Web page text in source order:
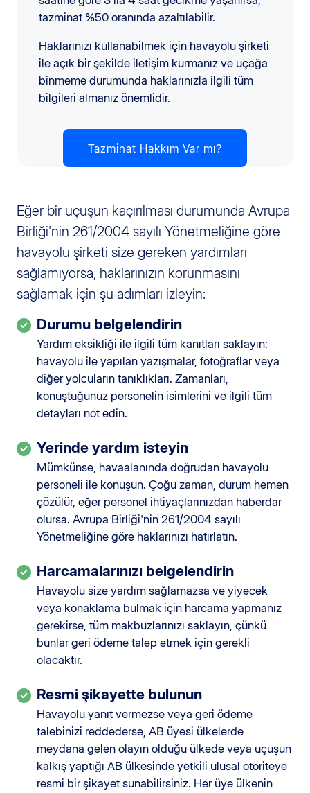
tazminat %50 oranında azaltılabilir.
Haklarınızı kullanabilmek için havayolu şirketi
ile açık bir şekilde iletişim kurmanız ve uçağa
binmeme durumunda haklarınızla ilgili tüm
bilgileri almanız önemlidir.
Tazminat Hakkım Var mı?
Eğer bir uçuşun kaçırılması durumunda Avrupa
Birliği'nin 261/2004 sayılı Yönetmeliğine göre
havayolu şirketi size gereken yardımları
sağlamıyorsa, haklarınızın korunmasını
sağlamak için şu adımları izleyin:
Durumu belgelendirin
Yardım eksikliği ile ilgili tüm kanıtları saklayın:
havayolu ile yapılan yazışmalar, fotoğraflar veya
diğer yolcuların tanıklıkları. Zamanları,
konuştuğunuz personelin isimlerini ve ilgili tüm
detayları not edin.
Yerinde yardım isteyin
Mümkünse, havaalanında doğrudan havayolu
personeli ile konuşun. Çoğu zaman, durum hemen
çözülür, eğer personel ihtiyaçlarınızdan haberdar
olursa. Avrupa Birliği'nin 261/2004 sayılı
Yönetmeliğine göre haklarınızı hatırlatın.
Harcamalarınızı belgelendirin
Havayolu size yardım sağlamazsa ve yiyecek
veya konaklama bulmak için harcama yapmanız
gerekirse, tüm makbuzlarınızı saklayın, çünkü
bunlar geri ödeme talep etmek için gerekli
olacaktır.
Resmi şikayette bulunun
Havayolu yanıt vermezse veya geri ödeme
talebinizi reddederse, AB üyesi ülkelerde
meydana gelen olayın olduğu ülkede veya uçuşun
kalkış yaptığı AB ülkesinde yetkili ulusal otoriteye
resmi bir şikayet sunabilirsiniz. Her üye ülkenin